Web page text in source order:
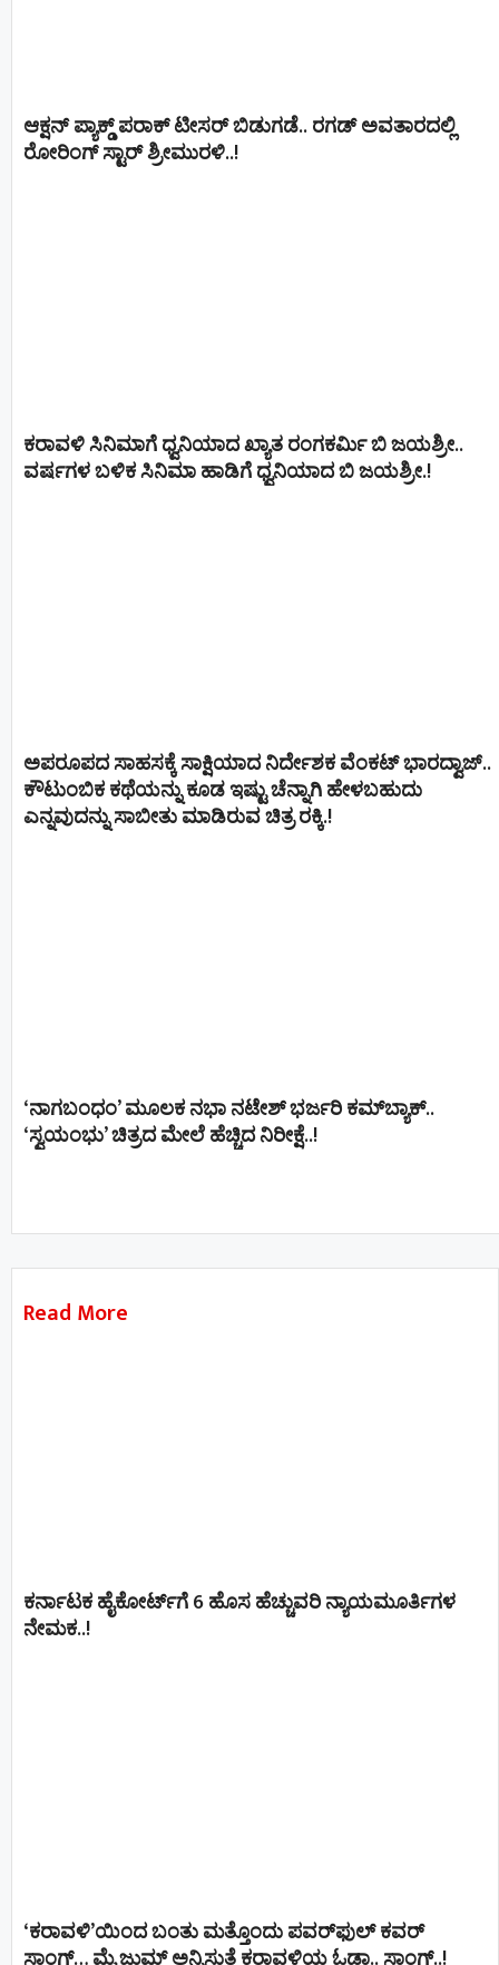
ಆಕ್ಷನ್ ಪ್ಯಾಕ್ಡ್ ಪರಾಕ್ ಟೀಸರ್ ಬಿಡುಗಡೆ.. ರಗಡ್ ಅವತಾರದಲ್ಲಿ
ರೋರಿಂಗ್ ಸ್ಟಾರ್ ಶ್ರೀಮುರಳಿ..!
ಕರಾವಳಿ ಸಿನಿಮಾಗೆ ಧ್ವನಿಯಾದ ಖ್ಯಾತ ರಂಗಕರ್ಮಿ ಬಿ ಜಯಶ್ರೀ..
ವರ್ಷಗಳ ಬಳಿಕ ಸಿನಿಮಾ ಹಾಡಿಗೆ ಧ್ವನಿಯಾದ ಬಿ ಜಯಶ್ರೀ.!
ಅಪರೂಪದ ಸಾಹಸಕ್ಕೆ ಸಾಕ್ಷಿಯಾದ ನಿರ್ದೇಶಕ ವೆಂಕಟ್ ಭಾರದ್ವಾಜ್..
ಕೌಟುಂಬಿಕ ಕಥೆಯನ್ನು ಕೂಡ ಇಷ್ಟು ಚೆನ್ನಾಗಿ ಹೇಳಬಹುದು
ಎನ್ನವುದನ್ನು ಸಾಬೀತು ಮಾಡಿರುವ ಚಿತ್ರ ರಕ್ಕಿ.!
‘ನಾಗಬಂಧಂ’ ಮೂಲಕ ನಭಾ ನಟೇಶ್ ಭರ್ಜರಿ ಕಮ್‌ಬ್ಯಾಕ್..
‘ಸ್ವಯಂಭು’ ಚಿತ್ರದ ಮೇಲೆ ಹೆಚ್ಚಿದ ನಿರೀಕ್ಷೆ..!
Read More
ಕರ್ನಾಟಕ ಹೈಕೋರ್ಟ್‌ಗೆ 6 ಹೊಸ ಹೆಚ್ಚುವರಿ ನ್ಯಾಯಮೂರ್ತಿಗಳ
ನೇಮಕ..!
‘ಕರಾವಳಿ’ಯಿಂದ ಬಂತು ಮತ್ತೊಂದು ಪವರ್‌ಫುಲ್ ಕವರ್